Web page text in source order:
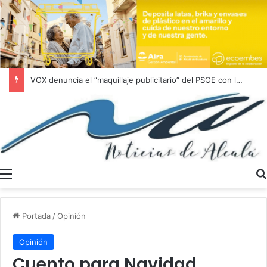
Última hora! Desprendimiento en la calle Juan Abad
Portada /Opinión
Opinión